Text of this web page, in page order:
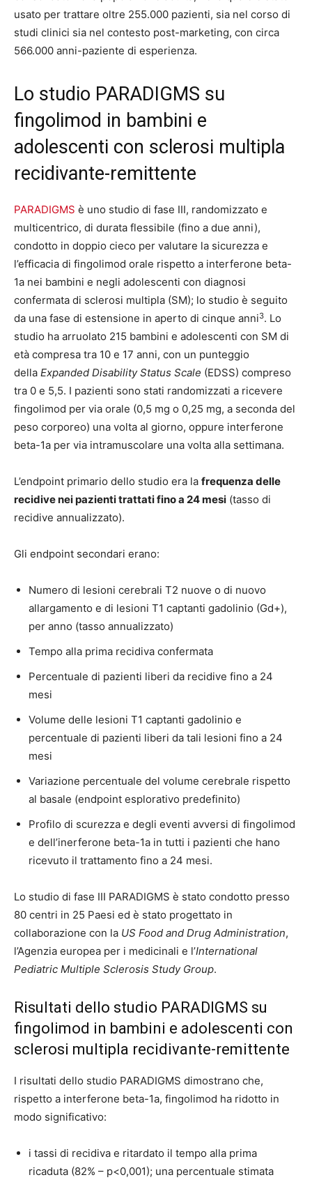
usato per trattare oltre 255.000 pazienti, sia nel corso di
studi clinici sia nel contesto post-marketing, con circa
566.000 anni-paziente di esperienza.
Lo studio PARADIGMS su
fingolimod in bambini e
adolescenti con sclerosi multipla
recidivante-remittente
PARADIGMS è uno studio di fase III, randomizzato e
multicentrico, di durata flessibile (fino a due anni),
condotto in doppio cieco per valutare la sicurezza e
l’efficacia di fingolimod orale rispetto a interferone beta-
1a nei bambini e negli adolescenti con diagnosi
confermata di sclerosi multipla (SM); lo studio è seguito
da una fase di estensione in aperto di cinque anni3. Lo
studio ha arruolato 215 bambini e adolescenti con SM di
età compresa tra 10 e 17 anni, con un punteggio
della Expanded Disability Status Scale (EDSS) compreso
tra 0 e 5,5. I pazienti sono stati randomizzati a ricevere
fingolimod per via orale (0,5 mg o 0,25 mg, a seconda del
peso corporeo) una volta al giorno, oppure interferone
beta-1a per via intramuscolare una volta alla settimana.
L’endpoint primario dello studio era la frequenza delle
recidive nei pazienti trattati fino a 24 mesi (tasso di
recidive annualizzato).
Gli endpoint secondari erano:
Numero di lesioni cerebrali T2 nuove o di nuovo
allargamento e di lesioni T1 captanti gadolinio (Gd+),
per anno (tasso annualizzato)
Tempo alla prima recidiva confermata
Percentuale di pazienti liberi da recidive fino a 24
mesi
Volume delle lesioni T1 captanti gadolinio e
percentuale di pazienti liberi da tali lesioni fino a 24
mesi
Variazione percentuale del volume cerebrale rispetto
al basale (endpoint esplorativo predefinito)
Profilo di scurezza e degli eventi avversi di fingolimod
e dell’inerferone beta-1a in tutti i pazienti che hano
ricevuto il trattamento fino a 24 mesi.
Lo studio di fase III PARADIGMS è stato condotto presso
80 centri in 25 Paesi ed è stato progettato in
collaborazione con la US Food and Drug Administration,
l’Agenzia europea per i medicinali e l’International
Pediatric Multiple Sclerosis Study Group.
Risultati dello studio PARADIGMS su
fingolimod in bambini e adolescenti con
sclerosi multipla recidivante-remittente
I risultati dello studio PARADIGMS dimostrano che,
rispetto a interferone beta-1a, fingolimod ha ridotto in
modo significativo:
i tassi di recidiva e ritardato il tempo alla prima
ricaduta (82% – p<0,001); una percentuale stimata